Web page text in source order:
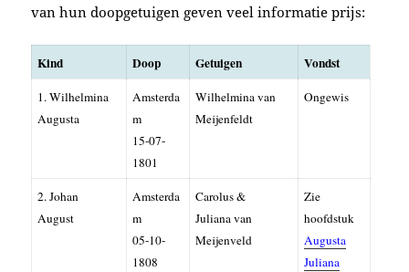
van hun doopgetuigen geven veel informatie prijs:
Kind Doop Getuigen Vondst
1. Wilhelmina
Augusta
Amsterda
m
15-07-
1801
Wilhelmina van
Meijenfeldt
Ongewis
2. Johan
August
Amsterda
m
05-10-
1808
Carolus &
Juliana van
Meijenveld
Zie
hoofdstuk
Augusta
Juliana